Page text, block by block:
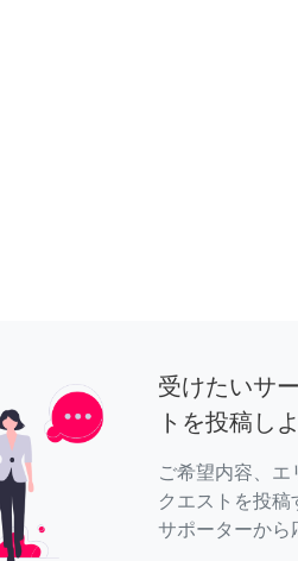
受けたいサ
トを投稿し
ご希望内容、エ
クエストを投
サポーターから